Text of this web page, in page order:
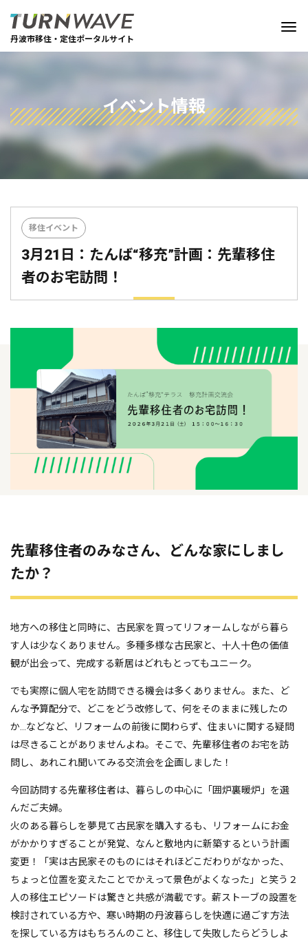
丹波市移住・定住ポータルサイト
イベント情報
移住イベント
3月21日：たんば“移充”計画：先輩移住
者のお宅訪問！
先輩移住者のみなさん、どんな家にしまし
たか？
地方への移住と同時に、古民家を買ってリフォームしながら暮ら
す人は少なくありません。多種多様な古民家と、十人十色の価値
観が出会って、完成する新居はどれもとってもユニーク。
でも実際に個人宅を訪問できる機会は多くありません。また、ど
んな予算配分で、どこをどう改修して、何をそのままに残したの
か…などなど、リフォームの前後に関わらず、住まいに関する疑問
は尽きることがありませんよね。そこで、先輩移住者のお宅を訪
問し、あれこれ聞いてみる交流会を企画しました！
今回訪問する先輩移住者は、暮らしの中心に「囲炉裏暖炉」を選
んだご夫婦。
火のある暮らしを夢見て古民家を購入するも、リフォームにお金
がかかりすぎることが発覚、なんと敷地内に新築するという計画
変更！「実は古民家そのものにはそれほどこだわりがなかった、
ちょっと位置を変えたことでかえって景色がよくなった」と笑う２
人の移住エピソードは驚きと共感が満載です。薪ストーブの設置を
検討されている方や、寒い時期の丹波暮らしを快適に過ごす方法
を探している方はもちろんのこと、移住して失敗したらどうしよ